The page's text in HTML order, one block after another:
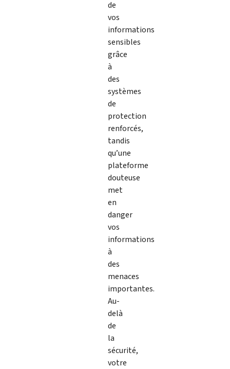
de
vos
informations
sensibles
grâce
à
des
systèmes
de
protection
renforcés,
tandis
qu’une
plateforme
douteuse
met
en
danger
vos
informations
à
des
menaces
importantes.
Au-
delà
de
la
sécurité,
votre